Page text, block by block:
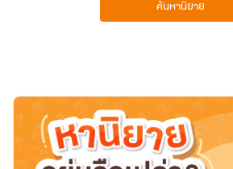
ค้นหานิยาย